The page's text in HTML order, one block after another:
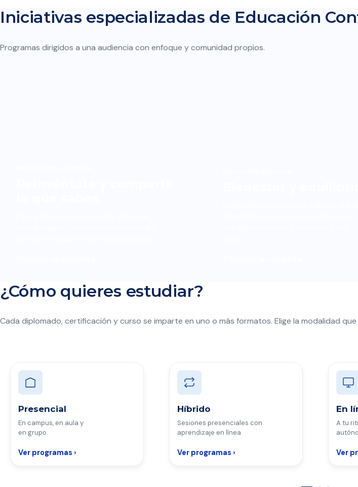
Iniciativas especializadas de Educación
Programas dirigidos a una audiencia con enfoque y comunidad propios.
¿Cómo quieres estudiar?
Cada diplomado, certificación y curso se imparte en uno o más formatos. Elige la modalidad
Presencial
En campus, en aula y
en grupo.
Ver programas ›
Híbrido
Sesiones presenciales con
aprendizaje en línea
Ver programas ›
En
A tu
Ver